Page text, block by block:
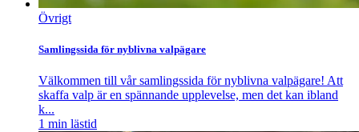
Övrigt
Samlingssida för nyblivna valpägare
Välkommen till vår samlingssida för nyblivna valpägare! Att
skaffa valp är en spännande upplevelse, men det kan ibland
k...
1 min lästid